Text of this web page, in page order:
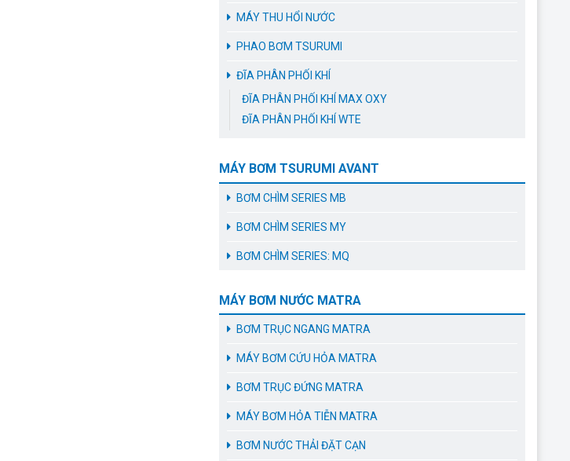
MÁY THU HỔI NƯỚC
PHAO BƠM TSURUMI
ĐĨA PHÂN PHỐI KHÍ
ĐĨA PHÂN PHỐI KHÍ MAX OXY
ĐĨA PHÂN PHỐI KHÍ WTE
MÁY BƠM TSURUMI AVANT
BƠM CHÌM SERIES MB
BƠM CHÌM SERIES MY
BƠM CHÌM SERIES: MQ
MÁY BƠM NƯỚC MATRA
BƠM TRỤC NGANG MATRA
MÁY BƠM CỨU HỎA MATRA
BƠM TRỤC ĐỨNG MATRA
MÁY BƠM HỎA TIỄN MATRA
BƠM NƯỚC THẢI ĐẶT CẠN